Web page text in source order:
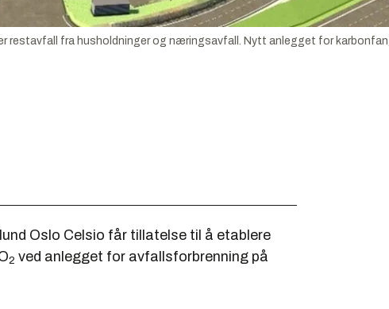
restavfall fra husholdninger og næringsavfall. Nytt anlegget for
Oslo Celsio får tillatelse til å etablere
2 ved anlegget for avfallsforbrenning på